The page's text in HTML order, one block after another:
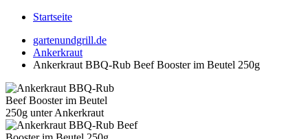
Startseite
gartenundgrill.de
Ankerkraut
Ankerkraut BBQ-Rub Beef Booster im Beutel 250g